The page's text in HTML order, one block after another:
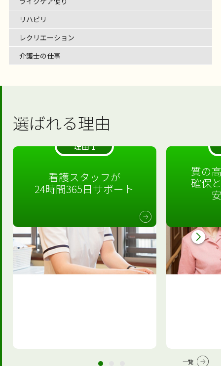
リハビリ
レクリエーション
介護士の仕事
選ばれる理由
理由 1
看護スタッフが
24時間365日サポート
質の
確保
一覧